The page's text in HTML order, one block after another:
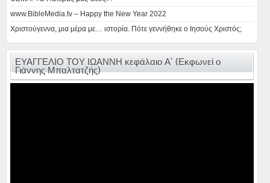
www.BibleMedia.tv – Happy the New Year 2022
Χριστούγεννα, μια μέρα με… ιστορία. Πότε γεννήθηκε ο Ιησούς Χριστός;
ΕΥΑΓΓΕΛΙΟ ΤΟΥ ΙΩΑΝΝΗ κεφάλαιο Α’ (Εκφωνεί ο
Γιάννης Μπαλτατζής)